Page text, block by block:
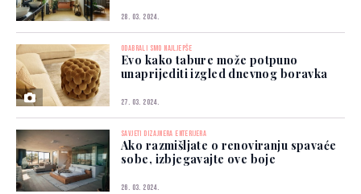
28. 03. 2024.
ODABRALI SMO NAJLJEPŠE
Evo kako tabure može potpuno
unaprijediti izgled dnevnog boravka
27. 03. 2024.
SAVJETI DIZAJNERA ENTERIJERA
Ako razmišljate o renoviranju spavaće
sobe, izbjegavajte ove boje
26. 03. 2024.